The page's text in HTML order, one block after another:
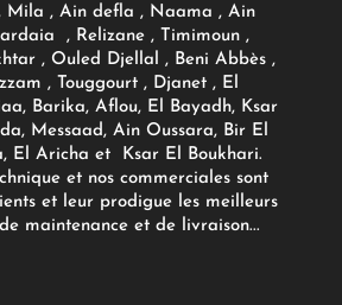
, Ain defla , Naama , Ain
, Relizane , Timimoun ,
, Ouled Djellal , Beni Abbès ,
, Touggourt , Djanet , El
Barika, Aflou, El Bayadh, Ksar
Messaad, Ain Oussara, Bir El
El Aricha et Ksar El Boukhari.
et nos commerciales sont
et leur prodigue les meilleurs
maintenance et de livraison...